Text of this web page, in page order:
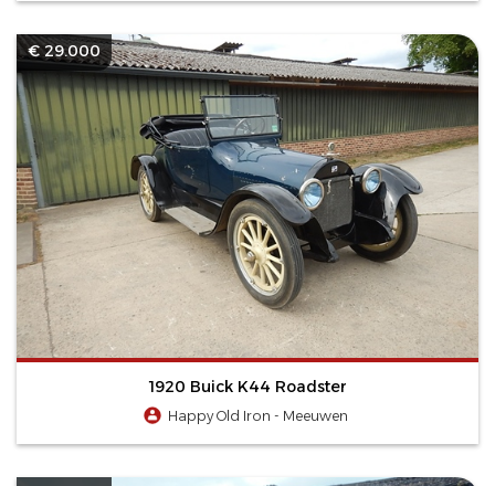
€ 29.000
1920 Buick K44 Roadster
Happy Old Iron - Meeuwen